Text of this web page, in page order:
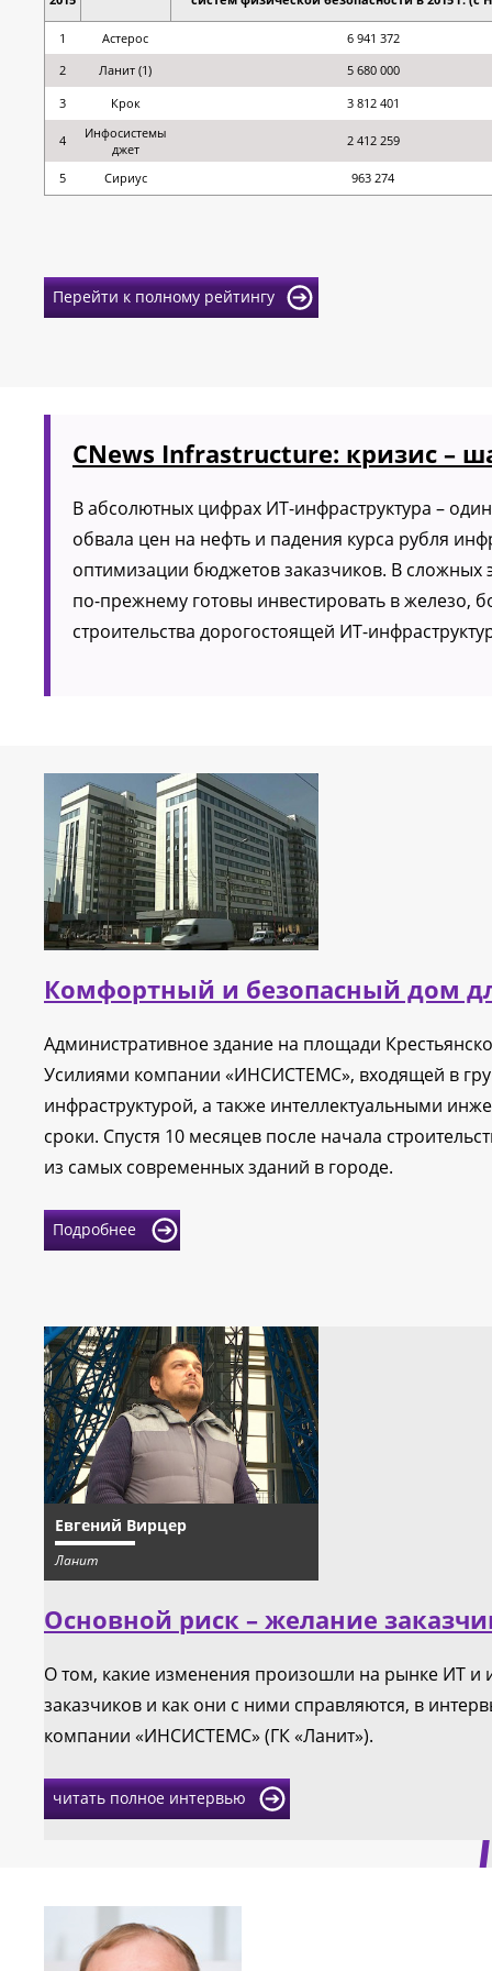
1 Астерос
6 941 372
2
Ланит (1)
5 680 000
3
Крок 3 812 401
4
Инфосистемы
джет
2 412 259
5 Сириус 963 274
Перейти к полному рейтингу
CNews Infrastructure: кризис –
В абсолютных цифрах ИТ-инфраструктура –
обвала цен на нефть и падения курса рубля
оптимизации бюджетов заказчиков. В сложных
по-прежнему готовы инвестировать в железо,
строительства дорогостоящей ИТ-
Комфортный и безопасный дом
Административное здание на площади
Усилиями компании «ИНСИСТЕМС», входящей в
инфраструктурой, а также интеллектуальными
сроки. Спустя 10 месяцев после начала
из самых современных зданий в городе.
Подробнее
Евгений Вирцер
Ланит
Основной риск – желание
О том, какие изменения произошли на рынке ИТ и
заказчиков и как они с ними справляются, в
компании «ИНСИСТЕМС» (ГК «Ланит»).
читать полное интервью